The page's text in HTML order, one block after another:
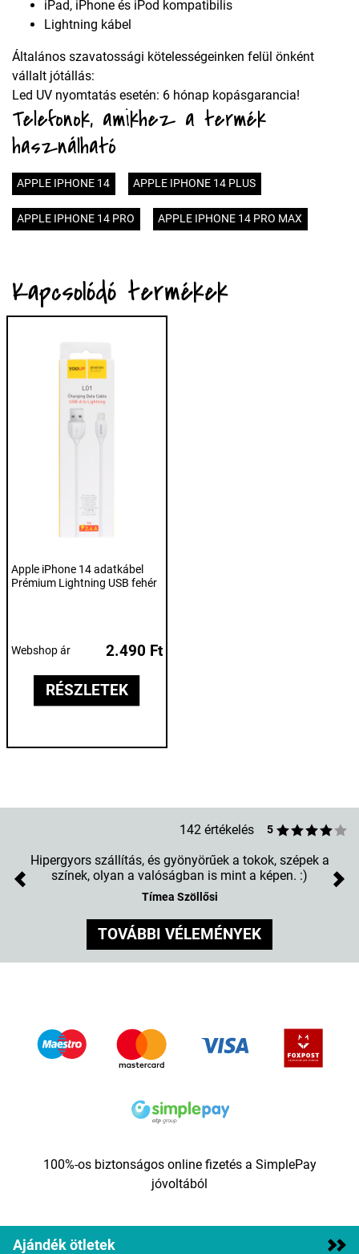
iPad, iPhone és iPod kompatibilis
Lightning kábel
Általános szavatossági kötelességeinken felül önként
vállalt jótállás:
Led UV nyomtatás esetén: 6 hónap kopásgarancia!
Telefonok, amikhez a termék
használható
APPLE IPHONE 14 APPLE IPHONE 14 PLUS
APPLE IPHONE 14 PRO APPLE IPHONE 14 PRO MAX
Kapcsolódó termékek
Apple iPhone 14 adatkábel
Prémium Lightning USB fehér
Webshop ár 2.490 Ft
RÉSZLETEK
142 értékelés 5
Hipergyors szállítás, és gyönyörűek a tokok, szépek a
színek, olyan a valóságban is mint a képen. :)
Tímea Szöllősi
Previous
TOVÁBBI VÉLEMÉNYEK
100%-os biztonságos online fizetés a SimplePay
jóvoltából
Ajándék ötletek